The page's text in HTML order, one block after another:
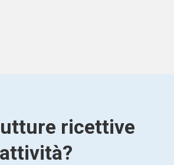
ricettive